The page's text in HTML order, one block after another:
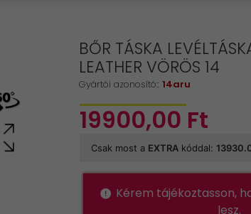
BŐR TÁSKA
LEATHER VÖRÖS 14
Gyártói azonosító::14aru
19900,00 Ft
Kérem tájékoztasson,
lesz.